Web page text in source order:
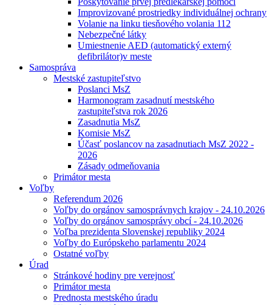
Improvizované prostriedky individuálnej ochrany
Volanie na linku tiesňového volania 112
Nebezpečné látky
Umiestnenie AED (automatický externý
defibrilátor)v meste
Samospráva
Mestské zastupiteľstvo
Poslanci MsZ
Harmonogram zasadnutí mestského
zastupiteľstva rok 2026
Zasadnutia MsZ
Komisie MsZ
Účasť poslancov na zasadnutiach MsZ 2022 -
2026
Zásady odmeňovania
Primátor mesta
Voľby
Referendum 2026
Voľby do orgánov samosprávnych krajov - 24.10.2026
Voľby do orgánov samosprávy obcí - 24.10.2026
Voľba prezidenta Slovenskej republiky 2024
Voľby do Európskeho parlamentu 2024
Ostatné voľby
Úrad
Stránkové hodiny pre verejnosť
Primátor mesta
Prednosta mestského úradu